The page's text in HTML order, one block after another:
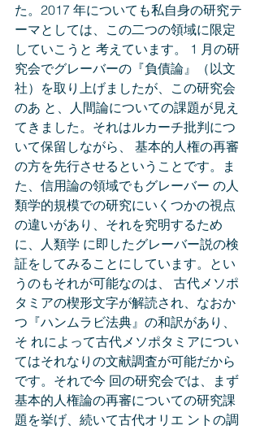
た。2017 年についても私自身の研究テ
ーマとしては、この二つの領域に限定
していこうと 考えています。 1 月の研
究会でグレーバーの『負債論』（以文
社）を取り上げましたが、この研究会
のあ と、人間論についての課題が見え
てきました。それはルカーチ批判につ
いて保留しながら、 基本的人権の再審
の方を先行させるということです。ま
た、信用論の領域でもグレーバー の人
類学的規模での研究にいくつかの視点
の違いがあり、それを究明するため
に、人類学 に即したグレーバー説の検
証をしてみることにしています。とい
うのもそれが可能なのは、 古代メソポ
タミアの楔形文字が解読され、なおか
つ『ハンムラビ法典』の和訳があり、
そ れによって古代メソポタミアについ
てはそれなりの文献調査が可能だから
です。それで今 回の研究会では、まず
基本的人権論の再審についての研究課
題を挙げ、続いて古代オリエ ントの調